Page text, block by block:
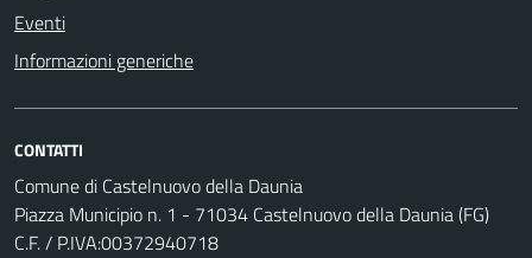
Eventi
Informazioni generiche
CONTATTI
Comune di Castelnuovo della Daunia
Piazza Municipio n. 1 - 71034 Castelnuovo della Daunia (FG)
C.F. / P.IVA:00372940718